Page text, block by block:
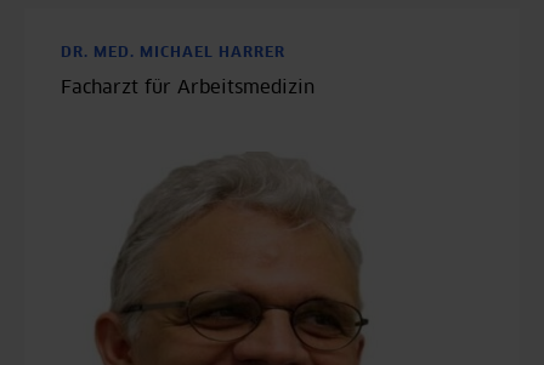
DR. MED. MICHAEL HARRER
Facharzt für Arbeitsmedizin